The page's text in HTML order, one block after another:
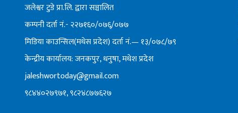
जलेश्वर टुडे प्रा.लि. द्वारा सञ्चालित
कम्पनी दर्ता नं.- २२७१६०/०७६्/०७७
मिडिया काउन्सिल(मधेस प्रदेश) दर्ता नं.— १३/०७८/७९
केन्द्रीय कार्यालय: जनकपुर, धनुषा, मधेश प्रदेश
jaleshwortoday@gmail.com
९८४४०२७९७१, ९८२४८७७६२७